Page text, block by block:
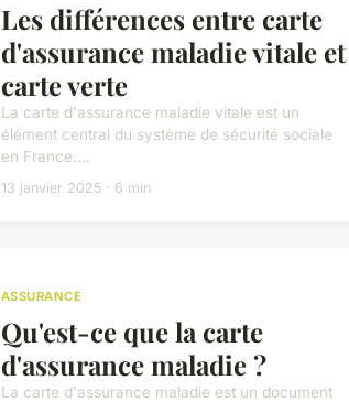
Les différences entre carte
d'assurance maladie vitale et
carte verte
La carte d'assurance maladie vitale est un
élément central du système de sécurité sociale
en France....
13 janvier 2025 · 6 min
ASSURANCE
Qu'est-ce que la carte
d'assurance maladie ?
La carte d'assurance maladie est un document